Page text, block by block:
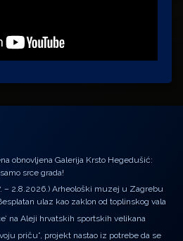
obnovljena Galerija Krsto Hegedušić:
srce grada!
– 2.8.2026.) Arheološki muzej u Zagrebu
ulaz kao zaklon od toplinskog vala
na Aleji hrvatskih sportskih velikana
priču”, projekt nastao iz potrebe da se